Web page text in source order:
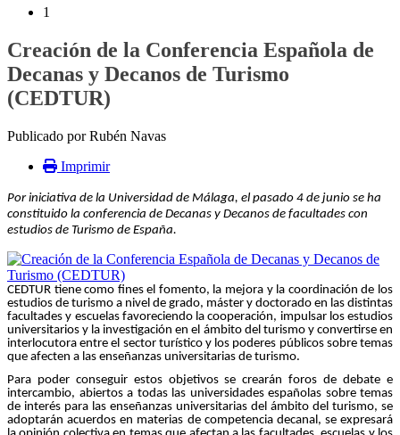
1
Creación de la Conferencia Española de
Decanas y Decanos de Turismo
(CEDTUR)
Publicado por Rubén Navas
Imprimir
Por iniciativa de la Universidad de Málaga, el pasado 4 de junio se ha
constituido la conferencia de Decanas y Decanos de facultades con
estudios de Turismo de España.
CEDTUR tiene como fines el fomento, la mejora y la coordinación de los
estudios de turismo a nivel de grado, máster y doctorado en las distintas
facultades y escuelas favoreciendo la cooperación, impulsar los estudios
universitarios y la investigación en el ámbito del turismo y convertirse en
interlocutora entre el sector turístico y los poderes públicos sobre temas
que afecten a las enseñanzas universitarias de turismo.
Para poder conseguir estos objetivos se crearán foros de debate e
intercambio, abiertos a todas las universidades españolas sobre temas
de interés para las enseñanzas universitarias del ámbito del turismo, se
adoptarán acuerdos en materias de competencia decanal, se expresará